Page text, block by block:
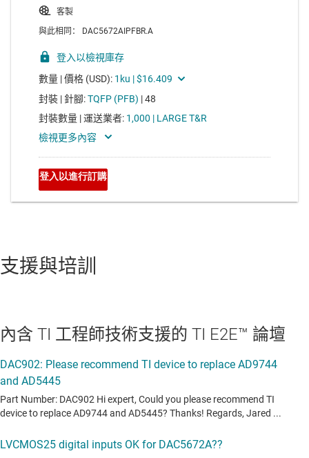
支援與培訓
內含 TI 工程師技術支援的 TI E2E™ 論壇